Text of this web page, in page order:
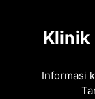
Klinik
Informasi